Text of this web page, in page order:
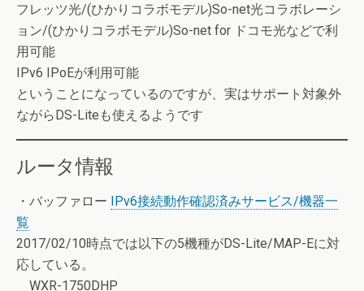
フレッツ光/(ひかりコラボモデル)So-net光コラボレーシ
ョン/(ひかりコラボモデル)So-net for ドコモ光などで利
用可能
IPv6 IPoEが利用可能
ということになっているのですが、実はサポート対象外
ながらDS-Liteも使えるようです
ルータ情報
・バッファロー IPv6接続動作確認済みサービス/機器一
覧
2017/02/10時点では以下の5機種がDS-Lite/MAP-Eに対
応している。
WXR-1750DHP